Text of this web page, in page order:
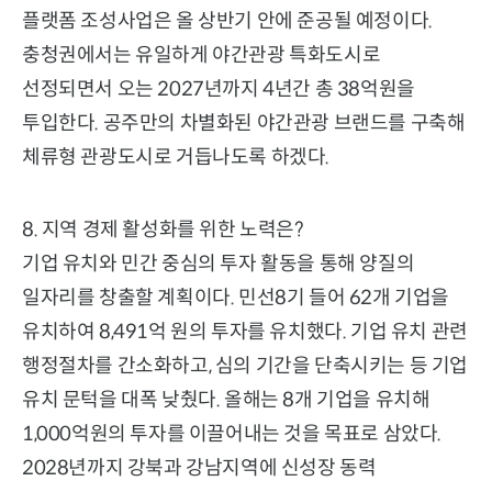
플랫폼 조성사업은 올 상반기 안에 준공될 예정이다.
충청권에서는 유일하게 야간관광 특화도시로
선정되면서 오는 2027년까지 4년간 총 38억원을
투입한다. 공주만의 차별화된 야간관광 브랜드를 구축해
체류형 관광도시로 거듭나도록 하겠다.
8. 지역 경제 활성화를 위한 노력은?
기업 유치와 민간 중심의 투자 활동을 통해 양질의
일자리를 창출할 계획이다. 민선8기 들어 62개 기업을
유치하여 8,491억 원의 투자를 유치했다. 기업 유치 관련
행정절차를 간소화하고, 심의 기간을 단축시키는 등 기업
유치 문턱을 대폭 낮췄다. 올해는 8개 기업을 유치해
1,000억원의 투자를 이끌어내는 것을 목표로 삼았다.
2028년까지 강북과 강남지역에 신성장 동력